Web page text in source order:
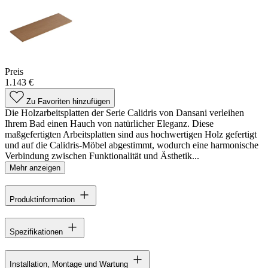
Preis
1.143 €
Zu Favoriten hinzufügen
Die Holzarbeitsplatten der Serie Calidris von Dansani verleihen
Ihrem Bad einen Hauch von natürlicher Eleganz. Diese
maßgefertigten Arbeitsplatten sind aus hochwertigen Holz gefertigt
und auf die Calidris-Möbel abgestimmt, wodurch eine harmonische
Verbindung zwischen Funktionalität und Ästhetik...
Mehr anzeigen
Produktinformation
Spezifikationen
Installation, Montage und Wartung